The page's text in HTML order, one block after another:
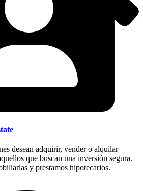
desean adquirir, vender o alquilar
que buscan una inversión segura.
y prestamos hipotecarios.